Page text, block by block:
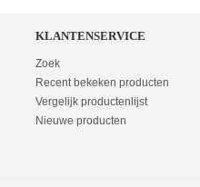
KLANTENSERVICE
Zoek
Recent bekeken producten
Vergelijk productenlijst
Nieuwe producten